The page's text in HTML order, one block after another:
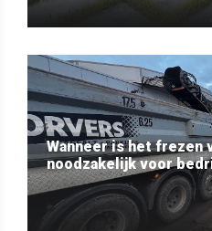
Wanneer is het frezen
noodzakelijk voor